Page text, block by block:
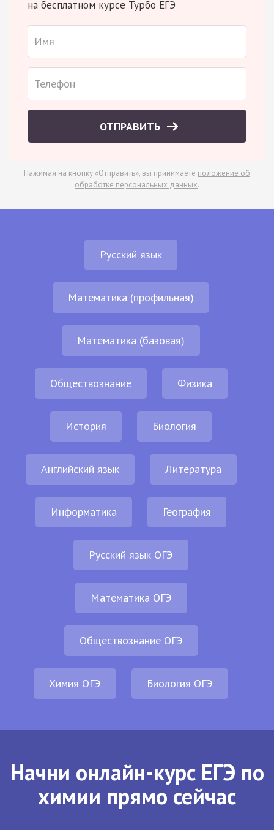
на бесплатном курсе Турбо ЕГЭ
ОТПРАВИТЬ
Нажимая на кнопку «Отправить», вы принимаете положение об
обработке персональных данных.
Русский язык
Математика (профильная)
Математика (базовая)
Обществознание Физика
История Биология
Английский язык Литература
Информатика География
Русский язык ОГЭ
Математика ОГЭ
Обществознание ОГЭ
Химия ОГЭ Биология ОГЭ
Начни онлайн-курс ЕГЭ по
химии прямо сейчас